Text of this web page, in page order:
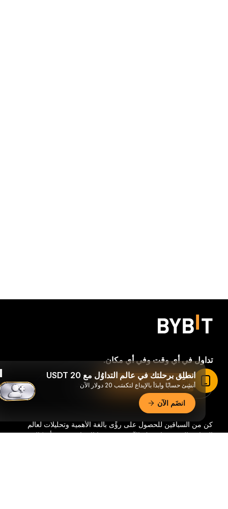
كن من السباقين للحصول على رؤًى بالغة الأهمية وتحليلات لعالم
العملات الرقمية: اشترك الآن في نشرتنا الإخبارية.جميع أشكال
تداول في أي وقت وفي أي مكان.
Download Bybit App
انطلِق برحلتك في عالم التداوُل مع 20 USDT
أنشِئ حسابًا وابدَأ بالإيداع لتكسَب 20 دولار الآن
انضَم الآن
اقرأ المقال في تطبيق Bybit